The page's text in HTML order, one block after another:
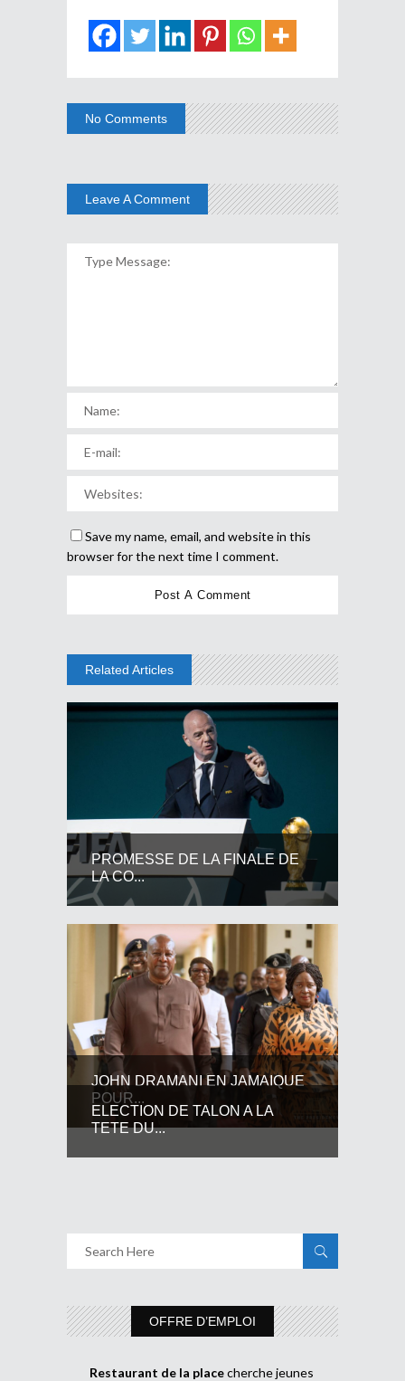
No Comments
Leave A Comment
Save my name, email, and website in this
browser for the next time I comment.
Related Articles
PROMESSE DE LA FINALE DE
LA CO...
JOHN DRAMANI EN JAMAIQUE
POUR...
ELECTION DE TALON A LA
TETE DU...
OFFRE D’EMPLOI
Restaurant de la placecherche jeunes